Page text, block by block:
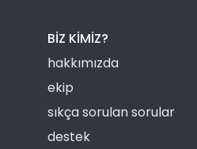
BIZ KIMIZ?
hakkımızda
ekip
sıkça sorulan sorular
destek